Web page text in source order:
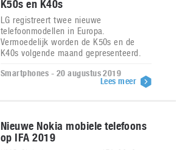
K50s en K40s
LG registreert twee nieuwe
telefoonmodellen in Europa.
Vermoedelijk worden de K50s en de
K40s volgende maand gepresenteerd.
Smartphones - 20 augustus 2019
Lees meer
Nieuwe Nokia mobiele telefoons
op IFA 2019